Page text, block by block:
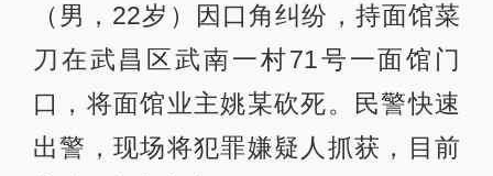
（男，22岁）因口角纠纷，持面馆菜
刀在武昌区武南一村71号一面馆门
口，将面馆业主姚某砍死。民警快速
出警，现场将犯罪嫌疑人抓获，目前